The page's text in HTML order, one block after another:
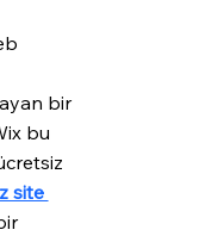
bir
bu
site